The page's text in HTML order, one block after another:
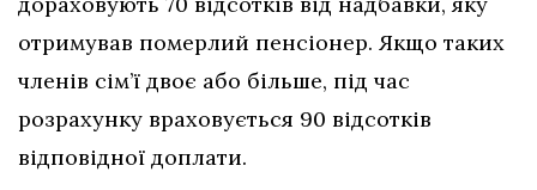
отримував померлий пенсіонер. Якщо таких
членів сім’ї двоє або більше, під час
розрахунку враховується 90 відсотків
відповідної доплати.